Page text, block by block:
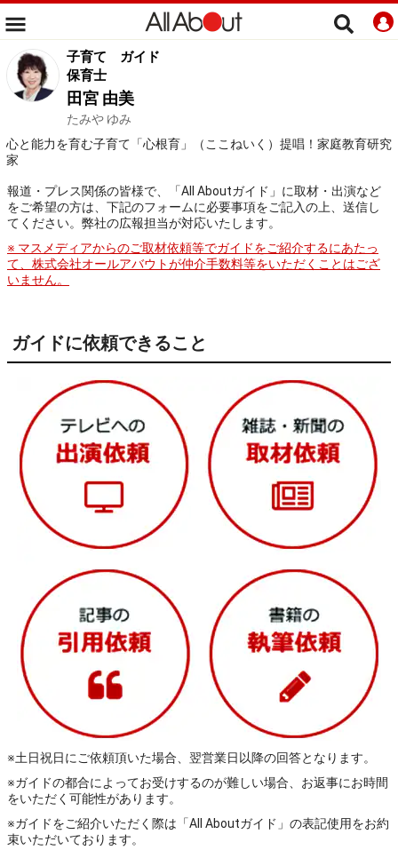
子育て
ガイド
保育士
田宮 由美
たみや ゆみ
心と能力を育む子育て「心根育」（ここねいく）提唱！家庭教育研究
家
報道・プレス関係の皆様で、「All Aboutガイド」に取材・出演など
をご希望の方は、下記のフォームに必要事項をご記入の上、送信し
てください。弊社の広報担当が対応いたします。
※ マスメディアからのご取材依頼等でガイドをご紹介するにあたっ
て、株式会社オールアバウトが仲介手数料等をいただくことはござ
いません。
ガイドに依頼できること
※土日祝日にご依頼頂いた場合、翌営業日以降の回答となります。
※ガイドの都合によってお受けするのが難しい場合、お返事にお時間
をいただく可能性があります。
※ガイドをご紹介いただく際は「All Aboutガイド」の表記使用をお約
束いただいております。